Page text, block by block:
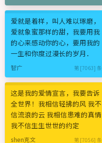
爱就是着样，叫人难以琢磨，
爱就象蜜那样的甜，我要用我
的心来感动你的心，要用我的
一生和你度过漫长的岁月．
智广 第 [7063] 条
这是我的爱情宣言，我要告诉
全世界！我相信轻拂的风 我不
信流浪的云 我相信患难的真情
我不信生生世世的约定
shen克文 第 [7056] 条